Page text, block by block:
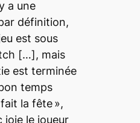
a une
définition,
est sous
[…], mais
est terminée
temps
la fête »,
joie le joueur